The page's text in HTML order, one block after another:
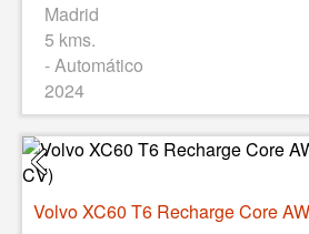
Madrid
5 kms.
- Automático
2024